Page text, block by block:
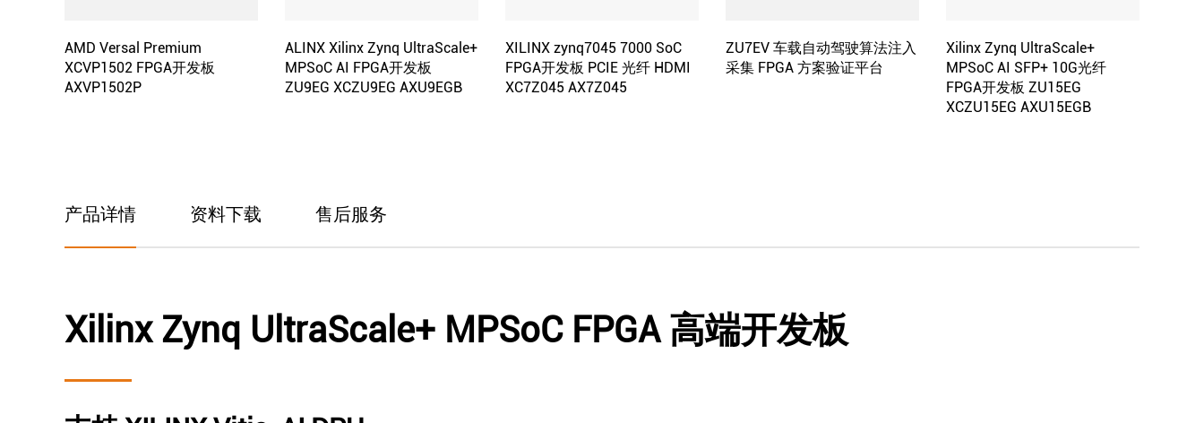
AMD Versal Premium
XCVP1502 FPGA开发板
AXVP1502P
ALINX Xilinx Zynq UltraScale+
MPSoC AI FPGA开发板
ZU9EG XCZU9EG AXU9EGB
XILINX zynq7045 7000 SoC
FPGA开发板 PCIE 光纤 HDMI
XC7Z045 AX7Z045
ZU7EV 车载自动驾驶算法注入
采集 FPGA 方案验证平台
Xilinx Zynq UltraScale+
MPSoC AI SFP+ 10G光纤
FPGA开发板 ZU15EG
XCZU15EG AXU15EGB
产品详情 资料下载 售后服务
Xilinx Zynq UltraScale+ MPSoC FPGA高端开发板